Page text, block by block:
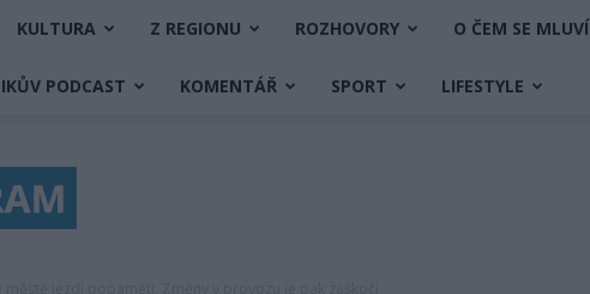
KULTURA Z REGIONU ROZHOVORY O ČEM SE MLUVÍ
PODCAST KOMENTÁŘ SPORT LIFESTYLE